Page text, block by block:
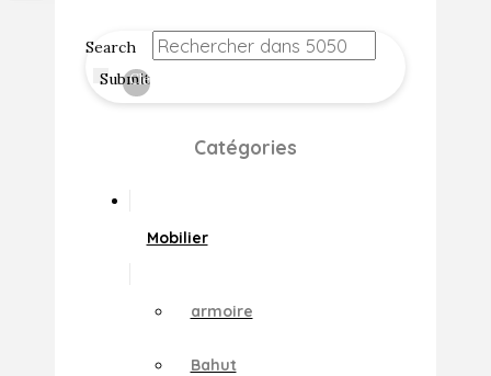
Search
Submit
Clear
Catégories
Mobilier
armoire
Bahut